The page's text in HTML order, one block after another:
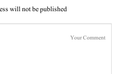
will not be published.